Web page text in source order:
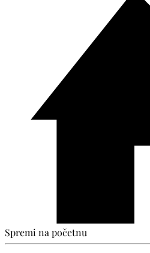
Spremi na početnu